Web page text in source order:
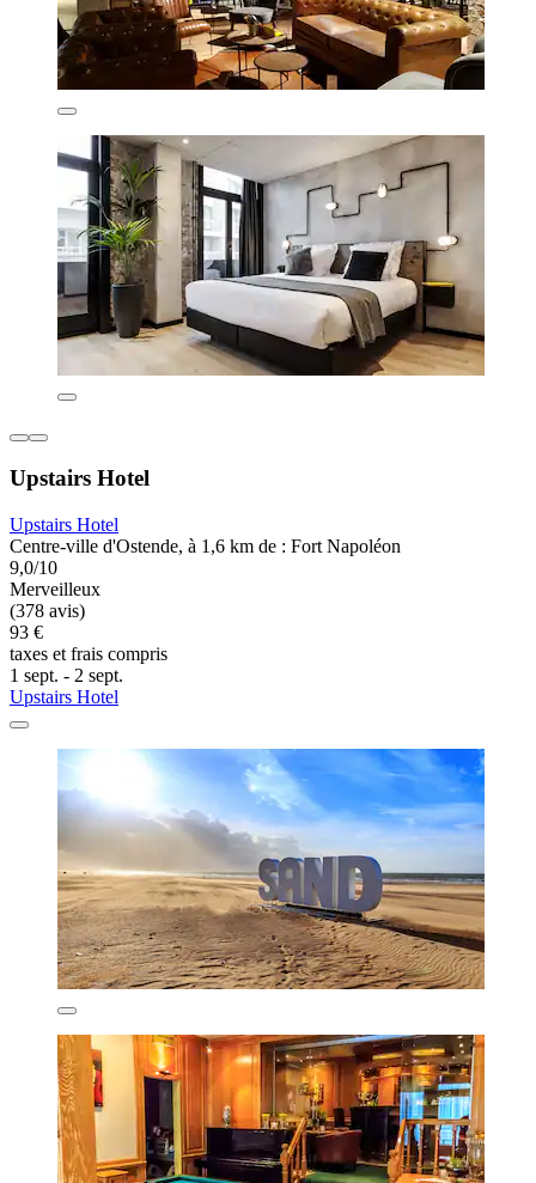
Upstairs Hotel
Upstairs Hotel
Centre-ville d'Ostende, à 1,6 km de : Fort Napoléon
9,0/10
Merveilleux
(378 avis)
93 €
taxes et frais compris
1 sept. - 2 sept.
Upstairs Hotel